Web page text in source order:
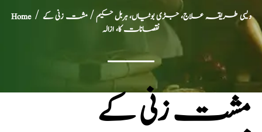
Home/ دیسی طریقہ علاج، جڑی بوٹیاں، ہربل حکیم/ مشت زنی کے
نقصانات کا، ازالہ
مشت زنی کے